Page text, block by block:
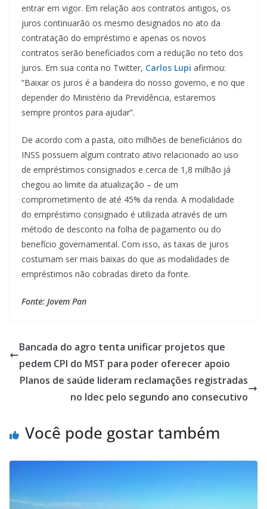
entrar em vigor. Em relação aos contratos antigos, os
juros continuarão os mesmo designados no ato da
contratação do empréstimo e apenas os novos
contratos serão beneficiados com a redução no teto dos
juros. Em sua conta no Twitter, Carlos Lupi afirmou:
“Baixar os juros é a bandeira do nosso governo, e no que
depender do Ministério da Previdência, estaremos
sempre prontos para ajudar”.
De acordo com a pasta, oito milhões de beneficiários do
INSS possuem algum contrato ativo relacionado ao uso
de empréstimos consignados e cerca de 1,8 milhão já
chegou ao limite da atualização – de um
comprometimento de até 45% da renda. A modalidade
do empréstimo consignado é utilizada através de um
método de desconto na folha de pagamento ou do
benefício governamental. Com isso, as taxas de juros
costumam ser mais baixas do que as modalidades de
empréstimos não cobradas direto da fonte.
Fonte: Jovem Pan
Bancada do agro tenta unificar projetos que
pedem CPI do MST para poder oferecer apoio
Planos de saúde lideram reclamações registradas
no Idec pelo segundo ano consecutivo
Você pode gostar também